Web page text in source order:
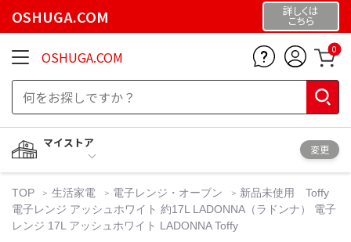
OSHUGA.COM 詳しくは
こちら
OSHUGA.COM 0
マイストア
変更
TOP 生活家電 電子レンジ・オーブン
新品未使用 Toffy
電子レンジ アッシュホワイト 約17L LADONNA（ラドンナ） 電子
レンジ 17L アッシュホワイト LADONNA Toffy